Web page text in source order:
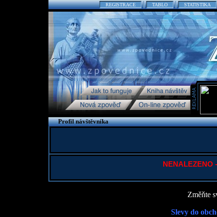
REGISTRACE TABLO STATISTIKA
Profil návštěvníka
NENALEZENO
Změňte
Slevy do